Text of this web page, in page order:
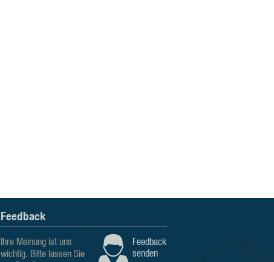
Feedback
Feedback
senden
Ihre Meinung ist uns
wichtig. Bitte lassen Sie